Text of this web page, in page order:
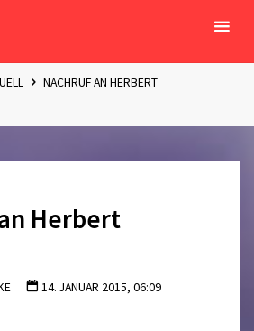
NACHRUF AN HERBERT
Herbert
14. JANUAR 2015, 06:09